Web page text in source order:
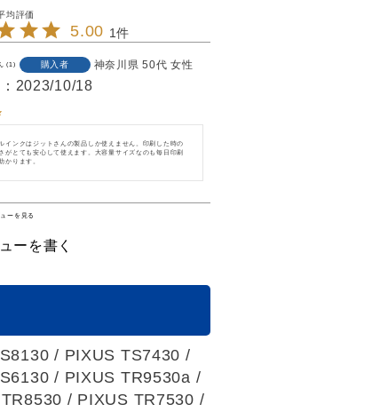
5.00 1
1 購入者 神奈川県 50代 女性
2023/10/18
インクはジットさんの製品しか使えません。印刷した時の
がとても安心して使えます。大容量サイズなのも毎日印刷
かります。
ーを見る
ーを書く
/ PIXUS TS7430 /
/ PIXUS TR9530a /
/ PIXUS TR7530 /